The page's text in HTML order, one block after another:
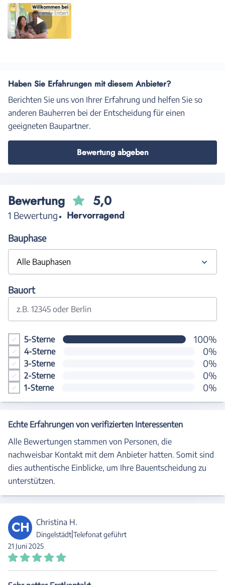
Video
4
Haben Sie Erfahrungen mit diesem Anbieter?
Berichten Sie uns von Ihrer Erfahrung und helfen Sie so
anderen Bauherren bei der Entscheidung für einen
geeigneten Baupartner.
Bewertung abgeben
Bewertung 5,0
1 Bewertung Hervorragend
Bauphase
Alle Bauphasen
Bauort
z.B. 12345 oder Berlin
5-Sterne 100%
4-Sterne 0%
3-Sterne 0%
2-Sterne 0%
1-Sterne 0%
Echte Erfahrungen von verifizierten Interessenten
Alle Bewertungen stammen von Personen, die
nachweisbar Kontakt mit dem Anbieter hatten. Somit sind
dies authentische Einblicke, um Ihre Bauentscheidung zu
unterstützen.
CH Christina H.
Dingelstädt|Telefonat geführt
21 Juni 2025